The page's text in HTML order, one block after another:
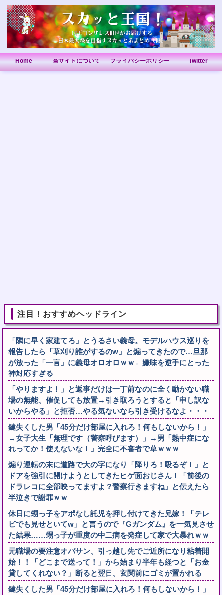
Home 当サイトについて プライバシーポリシー Twitter
注目！おすすめヘッドライン
「隣に早く家建てろ」とうるさい義母。モデルハウス巡りを
報告したら「草刈り誰がするのw」と煽ってきたので…旦那
が放った「一言」に義母オロオロｗｗ←嫌味を逆手にとった
神対応すぎる
「やりますよ！」と返事だけは一丁前なのに全く動かない職
場の無能、催促しても放置→引き取ろうとすると「申し訳な
いからやる」と拒否…やる気ないなら引き受けるなよ・・・
鍵失くした男「45分だけ部屋に入れろ！何もしないから！」
→女子大生「無理です（警察呼びます）」→男「熱中症にな
れってか！使えないな！」完全に不審者で草ｗｗｗ
煽り運転の末に道路で大の字になり「降りろ！殴るぞ！」と
ドアを強引に開けようとしてきたヒゲ面おじさん！「前後の
ドラレコに全部映ってますよ？警察行きますね」と伝えたら
半泣きで謝罪ｗｗ
休日に甥っ子をアポなし託児を押し付けてきた兄嫁！「テレ
ビでも見せといてw」と言うので『Gガンダム』を一気見させ
た結果……甥っ子が重度の中二病を発症して家で大暴れｗｗ
元職場の要注意オバサン、引っ越し先でご近所になり粘着開
始！！「どこまで送って！」から始まり半年も経つと「お金
貸してくれない？」断ると翌日、玄関前にゴミが置かれる
鍵失くした男「45分だけ部屋に入れろ！何もしないから！」